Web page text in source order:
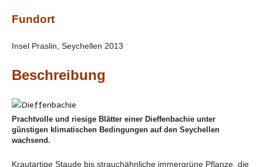
Fundort
Insel Praslin, Seychellen 2013
Beschreibung
Prachtvolle und riesige Blätter einer Dieffenbachie unter
günstigen klimatischen Bedingungen auf den Seychellen
wachsend.
Krautartige Staude bis strauchähnliche immergrüne Pflanze, die